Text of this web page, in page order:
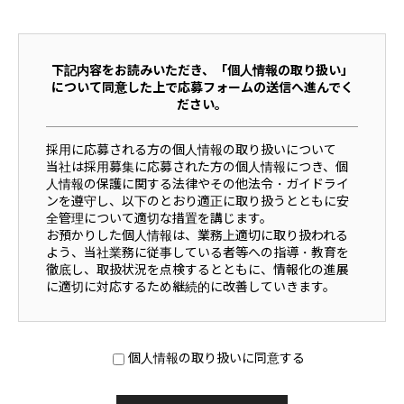
下記内容をお読みいただき、「個人情報の取り扱い」
について同意した上で応募フォームの送信へ進んでく
ださい。
採用に応募される方の個人情報の取り扱いについて
当社は採用募集に応募された方の個人情報につき、個
人情報の保護に関する法律やその他法令・ガイドライ
ンを遵守し、以下のとおり適正に取り扱うとともに安
全管理について適切な措置を講じます。
お預かりした個人情報は、業務上適切に取り扱われる
よう、当社業務に従事している者等への指導・教育を
徹底し、取扱状況を点検するとともに、情報化の進展
に適切に対応するため継続的に改善していきます。
務を行うために必要な範囲内で、かつ適法で公正
で利用することはありません。
個人情報の取り扱いに同意する